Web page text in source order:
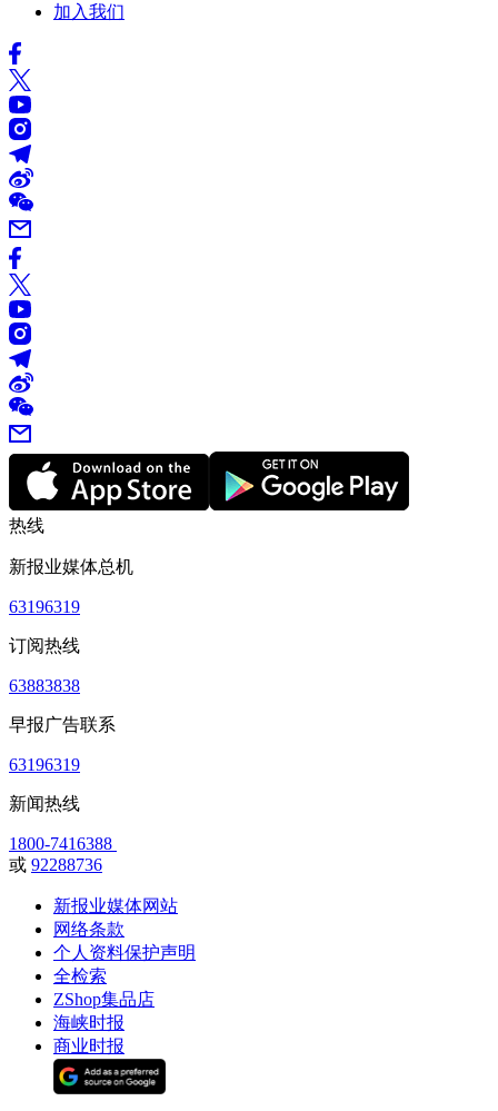
加入我们
热线
新报业媒体总机
63196319
订阅热线
63883838
早报广告联系
63196319
新闻热线
1800-7416388
或 92288736
新报业媒体网站
网络条款
个人资料保护声明
全检索
ZShop集品店
海峡时报
商业时报